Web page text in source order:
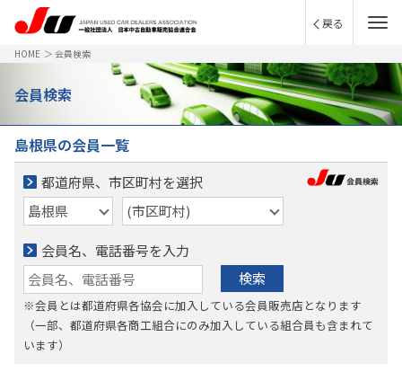
戻る
HOME ＞ 会員検索
会員検索
島根県の会員一覧
都道府県、市区町村を選択
会員名、電話番号を入力
検索
※会員とは都道府県各協会に加入している会員販売店となります
（一部、都道府県各商工組合にのみ加入している組合員も含まれて
います）